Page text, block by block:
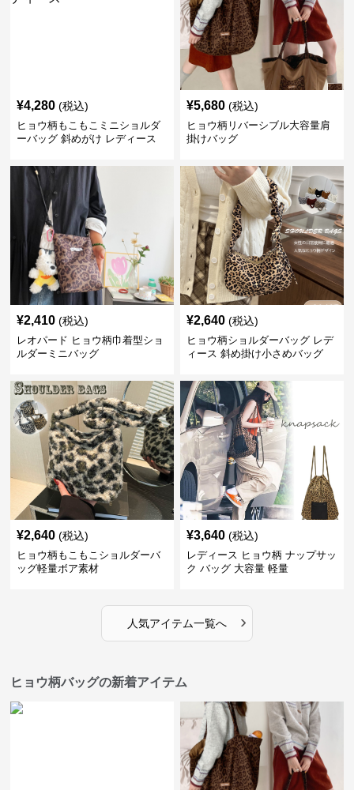
¥4,280 (税込)
ヒョウ柄もこもこミニショルダ
ーバッグ 斜めがけ レディース
¥5,680 (税込)
ヒョウ柄リバーシブル大容量肩
掛けバッグ
¥2,410 (税込)
レオパード ヒョウ柄巾着型ショ
ルダーミニバッグ
¥2,640 (税込)
ヒョウ柄ショルダーバッグ レデ
ィース 斜め掛け小さめバッグ
¥2,640 (税込)
ヒョウ柄もこもこショルダーバ
ッグ軽量ボア素材
¥3,640 (税込)
レディース ヒョウ柄 ナップサッ
ク バッグ 大容量 軽量
人気アイテム一覧へ ›
ヒョウ柄バッグの新着アイテム